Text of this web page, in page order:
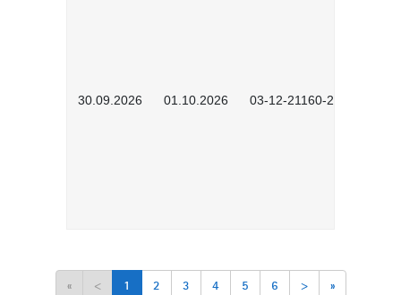
30.09.2026 01.10.2026 03-12-21160-2601
« < 1 2 3 4 5 6 > »